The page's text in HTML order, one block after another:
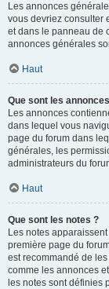
Les annonces
vous devriez consulter
et dans le panneau de
annonces générales
Haut
Que sont les
Les annonces
dans lequel vous
page du forum dans
générales, les
administrateurs du
Haut
Que sont les notes ?
Les notes
première page du
est recommandé de
comme les annonces
les notes sont définies